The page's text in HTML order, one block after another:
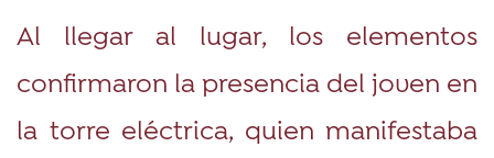
Al llegar al lugar, los elementos
confirmaron la presencia del joven en
la torre eléctrica, quien manifestaba